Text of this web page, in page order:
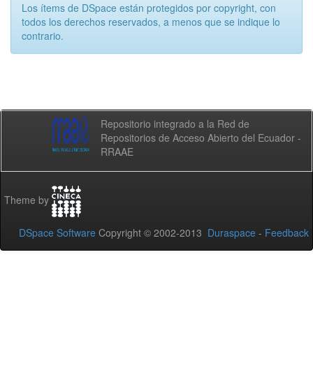
Los ítems de DSpace están protegidos por copyright, con
todos los derechos reservados, a menos que se indique lo
contrario.
Repositorio integrado a la Red de
Repositorios de Acceso Abierto del Ecuador -
RRAAE
Theme by
DSpace Software Copyright © 2002-2013 Duraspace - Feedback